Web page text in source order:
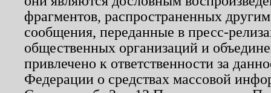
фрагментов, распространенных
сообщения, переданные в пресс-
общественных организаций и
привлечено к ответственности за
Федерации о средствах массовой